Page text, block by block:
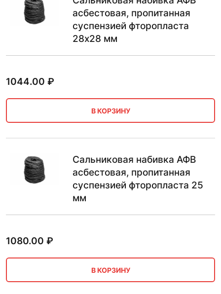
асбестовая, пропитанная
суспензией фторопласта
28х28 мм
1044.00 ₽
В КОРЗИНУ
Сальниковая набивка АФВ
асбестовая, пропитанная
суспензией фторопласта 25
мм
1080.00 ₽
В КОРЗИНУ